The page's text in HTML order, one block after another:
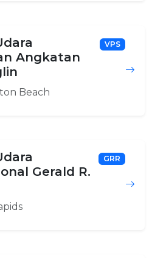
Angkatan
VPS
Beach
Gerald R.
GRR